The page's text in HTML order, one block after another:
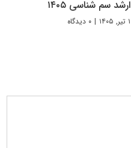
ارشد سم شناسی ۱۴۰۵
۱ تیر, ۱۴۰۵ | ۰ دیدگاه